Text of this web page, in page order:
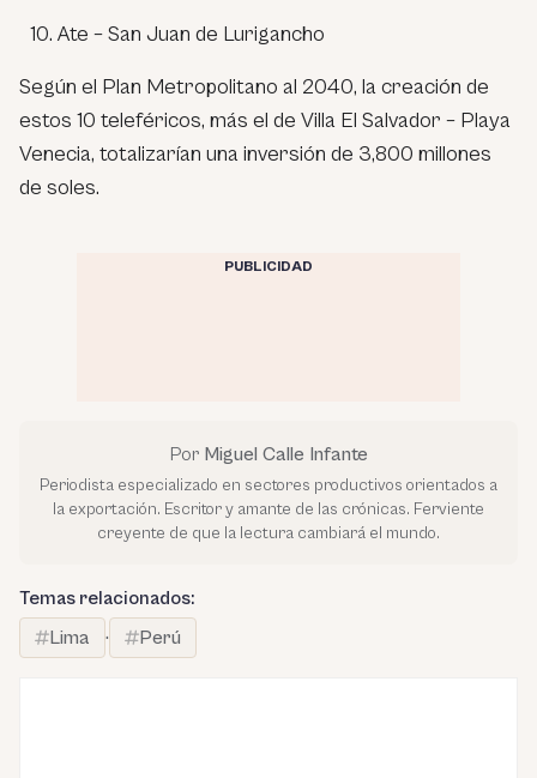
Ate – San Juan de Lurigancho
Según el Plan Metropolitano al 2040, la creación de
estos 10 teleféricos, más el de Villa El Salvador – Playa
Venecia, totalizarían una inversión de 3,800 millones
de soles.
PUBLICIDAD
Por Miguel Calle Infante
Periodista especializado en sectores productivos orientados a
la exportación. Escritor y amante de las crónicas. Ferviente
creyente de que la lectura cambiará el mundo.
Temas relacionados:
Lima
· Perú